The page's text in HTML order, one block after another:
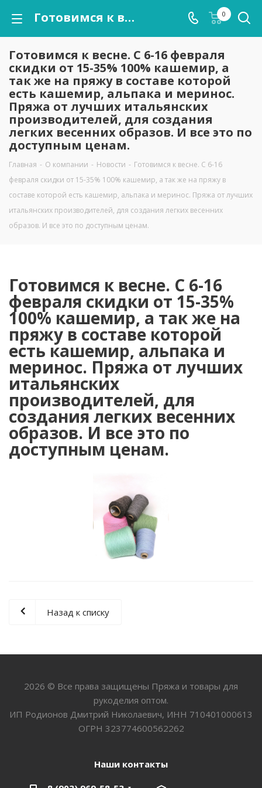
Готовимся к весне. С 6-16 февраля скидки от 15-35% 100% кашемир, а так же на пряжу в составе которой есть кашемир, альпака и меринос. Пряжа от лучших итальянских производителей, для создания легких весенних образов. И все это по доступным ценам. 0
Готовимся к весне. С 6-16 февраля
скидки от 15-35% 100% кашемир, а
так же на пряжу в составе которой
есть кашемир, альпака и меринос.
Пряжа от лучших итальянских
производителей, для создания
легких весенних образов. И все это по
доступным ценам.
Главная - О компании - Новости - Готовимся к весне. С 6-16
февраля скидки от 15-35% 100% кашемир, а так же на пряжу в
составе которой есть кашемир, альпака и меринос. Пряжа от лучших
итальянских производителей, для создания легких весенних
образов. И все это по доступным ценам.
Готовимся к весне. С 6-16
февраля скидки от 15-35%
100% кашемир, а так же на
пряжу в составе которой
есть кашемир, альпака и
меринос. Пряжа от лучших
итальянских
производителей, для
создания легких весенних
образов. И все это по
доступным ценам.
Назад к списку
2026 © Все права защищены Пряжа и товары для
рукоделия оптом.
ИП Родионов Дмитрий Николаевич, ИНН 710401000613
ОГРН 323774600562262
Наши контакты